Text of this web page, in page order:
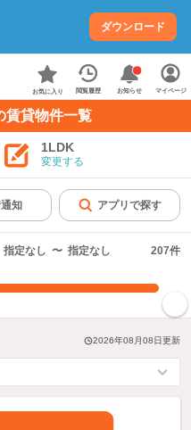
ダウンロード
お気に入り 閲覧履歴 お知らせ マイページ
賃貸物件一覧
1LDK
変更する
知 アプリで探す
指定なし 〜 指定なし 207件
2026年08月08日更新